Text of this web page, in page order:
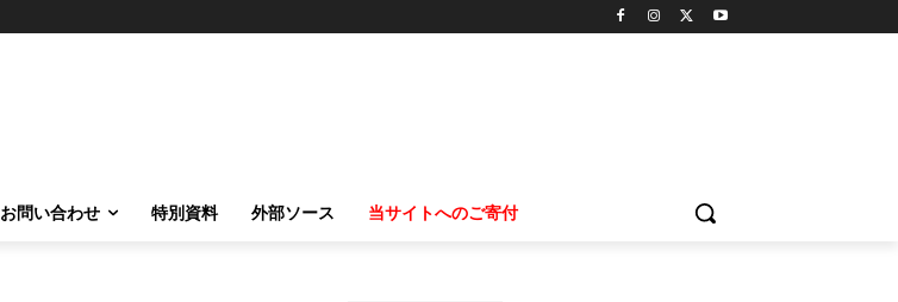
お問い合わせ 特別資料 外部ソース 当サイトへのご寄付